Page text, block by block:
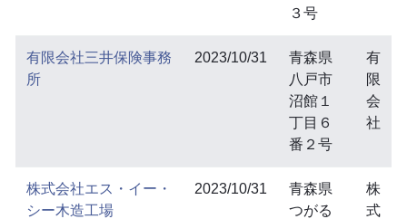
３号
有限会社三井保険事務
所
2023/10/31
青森県
八戸市
沼館１
丁目６
番２号
有
限
会
社
株式会社エス・イー・
シー木造工場
2023/10/31
青森県
つがる
株
式